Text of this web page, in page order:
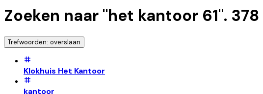
Zoeken naar "het kantoor 61". 378
Trefwoorden: overslaan
Klokhuis Het Kantoor
kantoor